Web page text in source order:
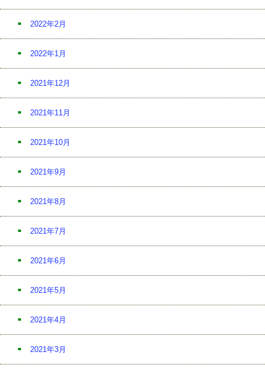
2022年2月
2022年1月
2021年12月
2021年11月
2021年10月
2021年9月
2021年8月
2021年7月
2021年6月
2021年5月
2021年4月
2021年3月